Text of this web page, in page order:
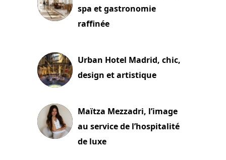
spa et gastronomie
raffinée
Urban Hotel Madrid, chic,
design et artistique
Maïtza Mezzadri, l’image
au service de l’hospitalité
de luxe